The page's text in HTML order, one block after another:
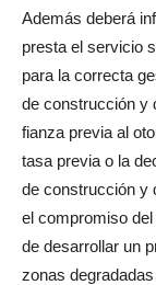
Además deberá
presta el servicio
para la correcta
de construcción y
fianza previa al
tasa previa o la
de construcción y
el compromiso
de desarrollar un
zonas